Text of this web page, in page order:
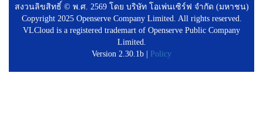
สงวนลิขสิทธิ์ © พ.ศ. 2569 โดย บริษัท โอเพ่นเซิร์ฟ จำกัด (มหาชน)
Copyright 2025 Openserve Company Limited. All rights reserved.
VLCloud is a registered trademart of Openserve Public Company
Limited.
Version 2.30.1b |
Policy